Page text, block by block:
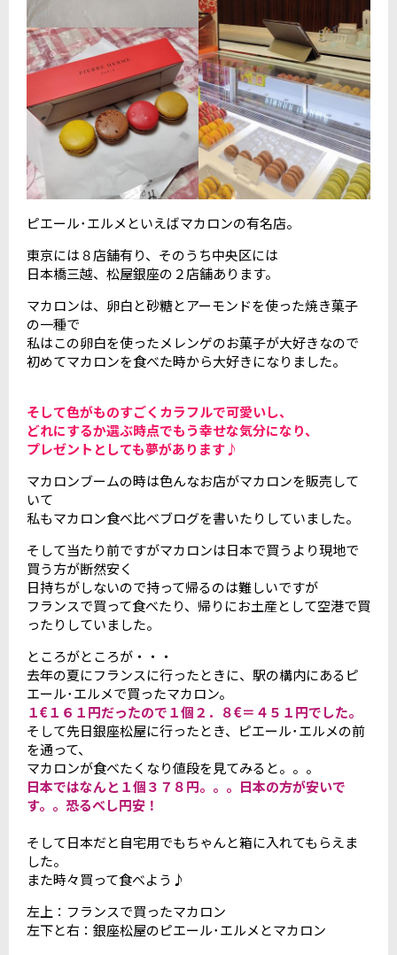
ピエール･エルメといえばマカロンの有名店。
東京には８店舗有り、そのうち中央区には
日本橋三越、松屋銀座の２店舗あります。
マカロンは、卵白と砂糖とアーモンドを使った焼き菓子
の一種で
私はこの卵白を使ったメレンゲのお菓子が大好きなので
初めてマカロンを食べた時から大好きになりました。
そして色がものすごくカラフルで可愛いし、
どれにするか選ぶ時点でもう幸せな気分になり、
プレゼントとしても夢があります♪
マカロンブームの時は色んなお店がマカロンを販売して
いて
私もマカロン食べ比べブログを書いたりしていました。
そして当たり前ですがマカロンは日本で買うより現地で
買う方が断然安く
日持ちがしないので持って帰るのは難しいですが
フランスで買って食べたり、帰りにお土産として空港で買
ったりしていました。
ところがところが・・・
去年の夏にフランスに行ったときに、駅の構内にあるピ
エール･エルメで買ったマカロン。
１€１６１円だったので１個２．８€＝４５１円でした。
そして先日銀座松屋に行ったとき、ピエール･エルメの前
を通って、
マカロンが食べたくなり値段を見てみると。。。
日本ではなんと１個３７８円。。。日本の方が安いで
す。。恐るべし円安！
そして日本だと自宅用でもちゃんと箱に入れてもらえま
した。
また時々買って食べよう♪
左上：フランスで買ったマカロン
左下と右：銀座松屋のピエール･エルメとマカロン